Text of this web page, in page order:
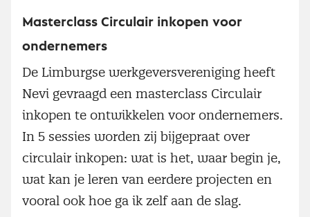
Masterclass Circulair inkopen voor
ondernemers
De Limburgse werkgeversvereniging heeft
Nevi gevraagd een masterclass Circulair
inkopen te ontwikkelen voor ondernemers.
In 5 sessies worden zij bijgepraat over
circulair inkopen: wat is het, waar begin je,
wat kan je leren van eerdere projecten en
vooral ook hoe ga ik zelf aan de slag.